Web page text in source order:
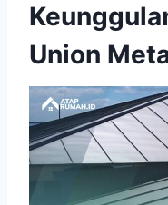
Union